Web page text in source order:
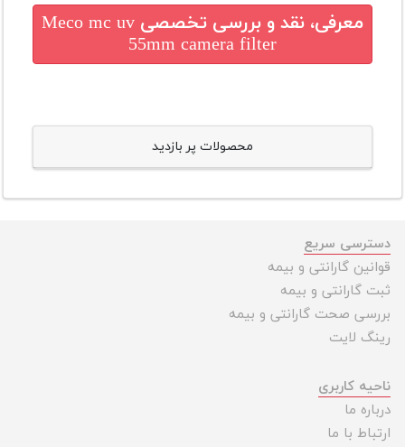
معرفی، نقد و بررسی تخصصی Meco mc uv
55mm camera filter
محصولات پر بازدید
دسترسی سریع
قوانین گارانتی و بیمه
ثبت گارانتی و بیمه
بررسی صحت گارانتی و بیمه
رینگ لایت
ناحیه کاربری
درباره ما
ارتباط با ما